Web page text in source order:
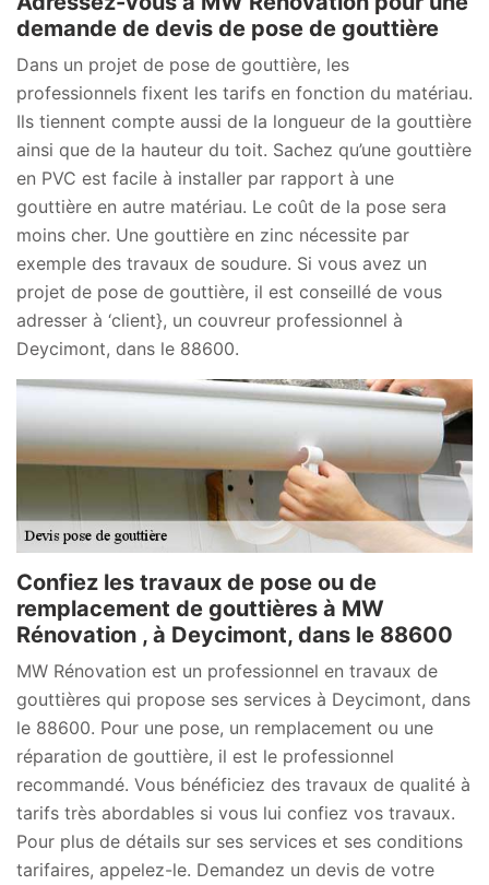
demande de devis de pose de gouttière
Dans un projet de pose de gouttière, les
professionnels fixent les tarifs en fonction du matériau.
Ils tiennent compte aussi de la longueur de la gouttière
ainsi que de la hauteur du toit. Sachez qu’une gouttière
en PVC est facile à installer par rapport à une
gouttière en autre matériau. Le coût de la pose sera
moins cher. Une gouttière en zinc nécessite par
exemple des travaux de soudure. Si vous avez un
projet de pose de gouttière, il est conseillé de vous
adresser à ‘client}, un couvreur professionnel à
Deycimont, dans le 88600.
Confiez les travaux de pose ou de
remplacement de gouttières à MW
Rénovation , à Deycimont, dans le 88600
MW Rénovation est un professionnel en travaux de
gouttières qui propose ses services à Deycimont, dans
le 88600. Pour une pose, un remplacement ou une
réparation de gouttière, il est le professionnel
recommandé. Vous bénéficiez des travaux de qualité à
tarifs très abordables si vous lui confiez vos travaux.
Pour plus de détails sur ses services et ses conditions
tarifaires, appelez-le. Demandez un devis de votre